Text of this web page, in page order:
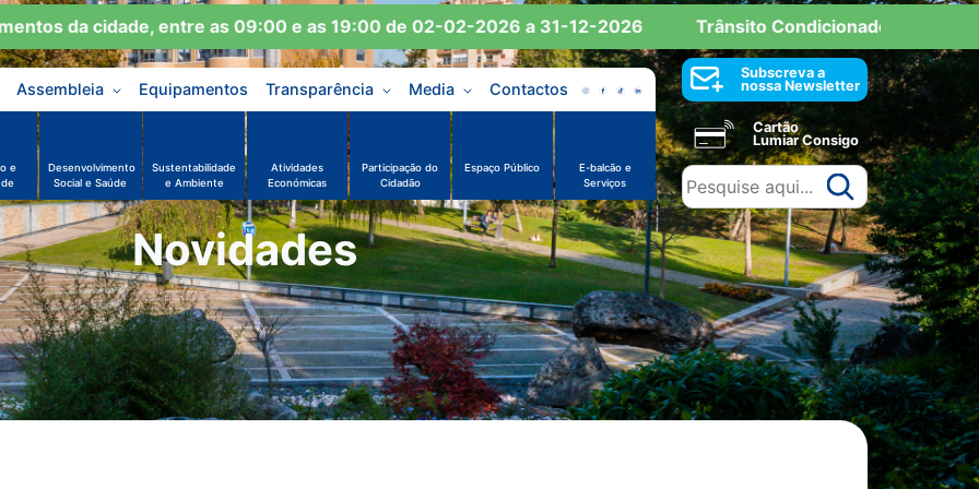
da cidade, entre as 09:00 e as 19:00 de 02-02-2026 a 31-12-2026 Trânsito Condicionado: Reserva
Assembleia Equipamentos Transparência Media Contactos
e
Desenvolvimento
Social e Saúde
Sustentabilidade
e Ambiente
Atividades
Económicas
Participação do
Cidadão
Espaço Público
E-balcão e
Serviços
Subscreva a
nossa Newsletter
Cartão
Lumiar Consigo
Novidades